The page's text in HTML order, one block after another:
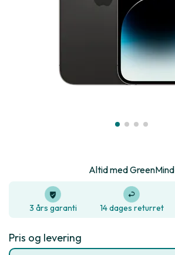
Altid med GreenMind
3 års garanti 14 dages returret
Pris og levering